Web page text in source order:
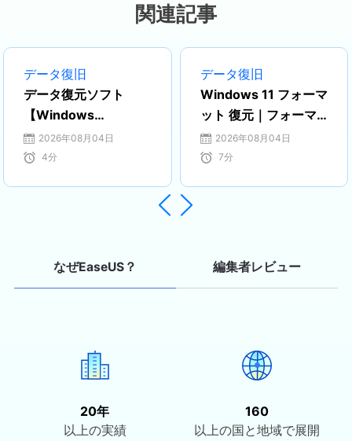
通じて、ますますIT分野における日中
両国の連携の可能性に注目するように
なりました。 現在はEaseUSに勤務
し、ディスク・パーティション管理、
データ復旧、バックアップおよびクロ
ーン技術の分野でエキスパートとして
活動しています。特に、日本語での技
術文書作成やユーザー向けサポートを
通じて、多くの方々の大切なデータを
守るお手伝いができることを誇りに思
関連記事
データ復旧
データ復元ソフト
【Windows
10/Mac/iPhone/And
roid 対応】
2026年08月04日
4分
データ復旧
Windows 11 フォーマ
ット 復元｜フォーマ
ットしたディスクから
データを復元する方法
2026年08月04日
7分


なぜEaseUS？ 編集者レビュー
20年
以上の実績
160
以上の国と地域で展開